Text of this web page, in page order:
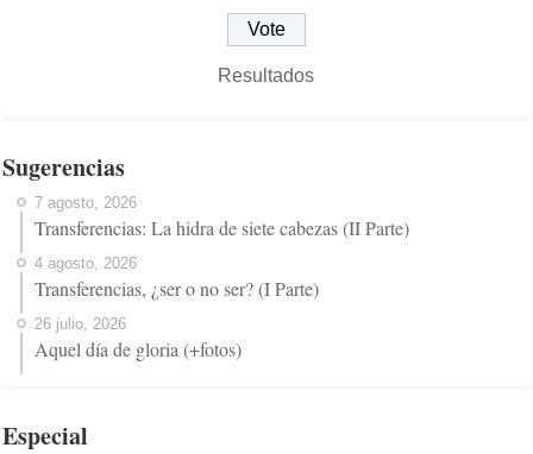
Resultados
Sugerencias
7 agosto, 2026
Transferencias: La hidra de siete cabezas (II Parte)
4 agosto, 2026
Transferencias, ¿ser o no ser? (I Parte)
26 julio, 2026
Aquel día de gloria (+fotos)
Especial